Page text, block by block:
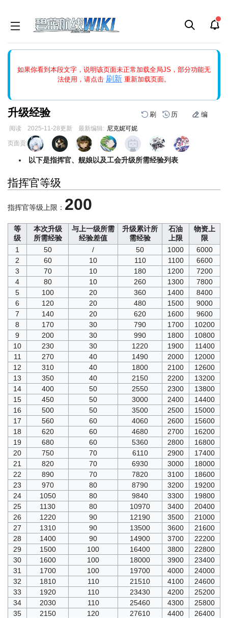
如果你看到本段文字，说明该页面未正常加载全局JS，部分功能无
法使用，请点击 刷新 重新加载页面。
能中的刷新按钮清除页面缓存并刷新，如果还有问题，请多尝试几
升级经验 刷 历 编
阅读 2025-11-28更新 最新编辑: 尼克妮可妮
跳
跳
页面贡献者 :
以下是指挥官、舰娘以及工会升级所需经验列表
指挥官等级
指挥官等级上限： 200
等
级
本次升级
所需经验
与上一级所需
经验差值
升级累计所
需经验
石油
上限
物资上
限
1
50 / 50 1000
6000
2
60 10 110 1100
6600
3
70 10 180 1200
7200
4
80 10 260 1300
7800
5
100 20 360 1400
8400
6
120 20 480 1500
9000
7
140 20 620 1600
9600
8
170 30 790 1700
10200
9
200 30 990 1800
10800
10
230 30 1220 1900
11400
11
270 40 1490 2000
12000
12
310 40 1800 2100
12600
13
350 40 2150 2200
13200
14
400 50 2550 2300
13800
15
450 50 3000 2400
14400
16
500 50 3500 2500
15000
17
560 60 4060 2600
15600
18
620 60 4680 2700
16200
19
680 60 5360 2800
16800
20
750 70 6110 2900
17400
21
820 70 6930 3000
18000
22
890 70 7820 3100
18600
23
970 80 8790 3200
19200
24
1050 80 9840 3300
19800
25
1130 80 10970 3400
20400
26
1220 90 12190 3500
21000
27
1310 90 13500 3600
21600
28
1400 90 14900 3700
22200
29
1500 100 16400 3800
22800
30
1600 100 18000 3900
23400
31
1700 100 19700 4000
24000
32
1810 110 21510 4100
24600
33
1920 110 23430 4200
25200
34
2030 110 25460 4300
25800
35
2150 120 27610 4400
26400